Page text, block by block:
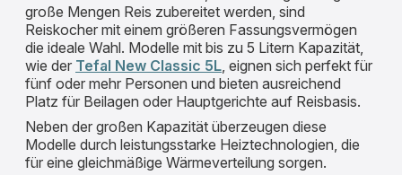
große Mengen Reis zubereitet werden, sind
Reiskocher mit einem größeren Fassungsvermögen
die ideale Wahl. Modelle mit bis zu 5 Litern Kapazität,
wie der Tefal New Classic 5L, eignen sich perfekt für
fünf oder mehr Personen und bieten ausreichend
Platz für Beilagen oder Hauptgerichte auf Reisbasis.
Neben der großen Kapazität überzeugen diese
Modelle durch leistungsstarke Heiztechnologien, die
für eine gleichmäßige Wärmeverteilung sorgen.